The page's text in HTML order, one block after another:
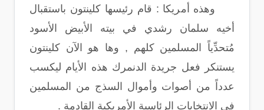
وهذه أمريكا : قام رئيسها كلينتون باستقبال
أخيه سلمان رشدي في بيته الأبيض الأسود
مُتحدِّياً المسلمين كلهم , وها هو الآن كلينتون
يستنكر فعل جريدة الدنمرك هذه الأيام ليكسب
عدداً من أصوات وأموال السذج من المسلمين
في الانتخابات الرئاسية الأمريكية القادمة .